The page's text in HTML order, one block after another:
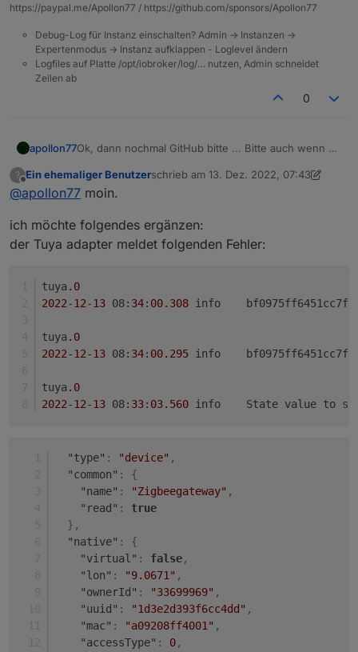
https://paypal.me/Apollon77 / https://github.com/sponsors/Apollon77
Debug-Log für Instanz einschalten? Admin -> Instanzen ->
Expertenmodus -> Instanz aufklappen - Loglevel ändern
Logfiles auf Platte /opt/iobroker/log/… nutzen, Admin schneidet
Zeilen ab
0
apollon77Ok, dann nochmal GitHub bitte ... Bitte auch wenn es
schalten, per app "im mobilen netz" schalten ... auch
gern mehreres ... Wenn was nicht geht hilft das Log
das annahmen korrekt waren.
?
Offline
Ein ehemaliger Benutzerschrieb am 13. Dez. 2022, 07:43
zuletzt editiert von Homoran
@apollon77 moin.
ich möchte folgendes ergänzen:
der Tuya adapter meldet folgenden Fehler:
tuya .0
2022-12-13 08: 34: 00.308
info
tuya .0
2022-12-13 08: 34: 00.295
info
tuya .0
2022-12-13 08: 33: 03.560
	info	State value to
"type" : "device" ,
"common" :
{
"name" : "Zigbeegateway" ,
"read" :
true
} ,
"native" :
{
"virtual" : false,
"lon" : "9.0671" ,
"ownerId" : "33699969" ,
"uuid" : "1d3e2d393f6cc4dd" ,
"mac" : "a09208ff4001" ,
"accessType" : 0,